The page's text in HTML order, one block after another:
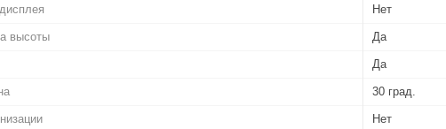
Нет
высоты Да
Да
30 град.
Нет